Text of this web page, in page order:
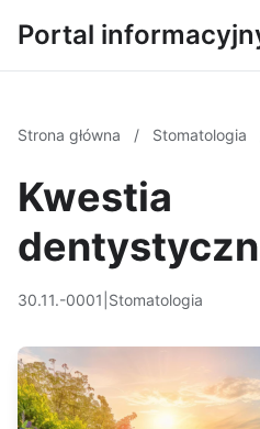
Portal
Strona główna / Stomatologia
Kwestia
30.11.-0001 Stomatologia